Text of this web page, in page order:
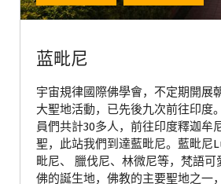
蓝毗尼
宇宙規律國際佛學會，不定期開展
大聖地活動，已先後九次前往印度
員們共計30多人，前往印度釋迦牟
聖，此站我們到達藍毗尼。藍毗尼
毗尼、 臘伐尼、林微尼等，梵語可
佛的誕生地，佛教的主要聖地之一